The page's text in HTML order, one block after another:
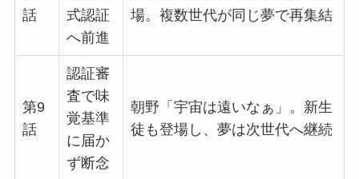
話
式認証
へ前進
場。複数世代が同じ夢で再集結
第9
話
認証審
査で味
覚基準
に届か
ず断念
朝野「宇宙は遠いなぁ」。新生
徒も登場し、夢は次世代へ継続